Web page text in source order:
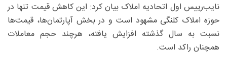
نایب‌رییس اول اتحادیه املاک بیان کرد: این کاهش قیمت تنها در
حوزه املاک کلنگی مشهود است و در بخش آپارتمان‌ها، قیمت‌ها
نسبت به سال گذشته افزایش یافته، هرچند حجم معاملات
همچنان راکد است.